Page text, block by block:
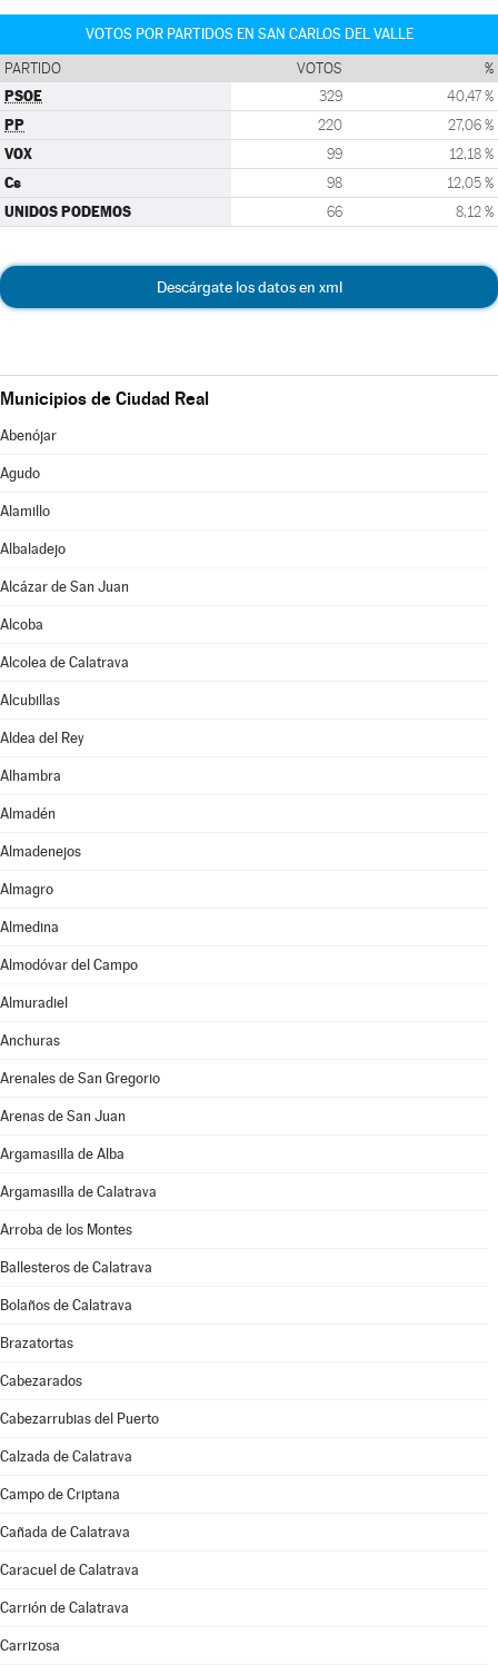
VOTOS POR PARTIDOS EN SAN CARLOS DEL VALLE
PARTIDO VOTOS %
PSOE 329 40,47 %
PP 220 27,06 %
VOX 99 12,18 %
Cs 98 12,05 %
UNIDOS PODEMOS 66 8,12 %
Descárgate los datos en xml
Municipios de Ciudad Real
Abenójar
Agudo
Alamillo
Albaladejo
Alcázar de San Juan
Alcoba
Alcolea de Calatrava
Alcubillas
Aldea del Rey
Alhambra
Almadén
Almadenejos
Almagro
Almedina
Almodóvar del Campo
Almuradiel
Anchuras
Arenales de San Gregorio
Arenas de San Juan
Argamasilla de Alba
Argamasilla de Calatrava
Arroba de los Montes
Ballesteros de Calatrava
Bolaños de Calatrava
Brazatortas
Cabezarados
Cabezarrubias del Puerto
Calzada de Calatrava
Campo de Criptana
Cañada de Calatrava
Caracuel de Calatrava
Carrión de Calatrava
Carrizosa